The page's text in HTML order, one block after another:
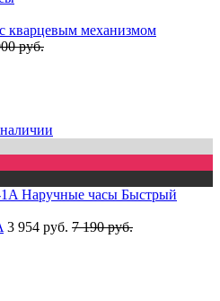
кварцевым механизмом
руб.
Быстрый
3 954 руб. 7 190 руб.